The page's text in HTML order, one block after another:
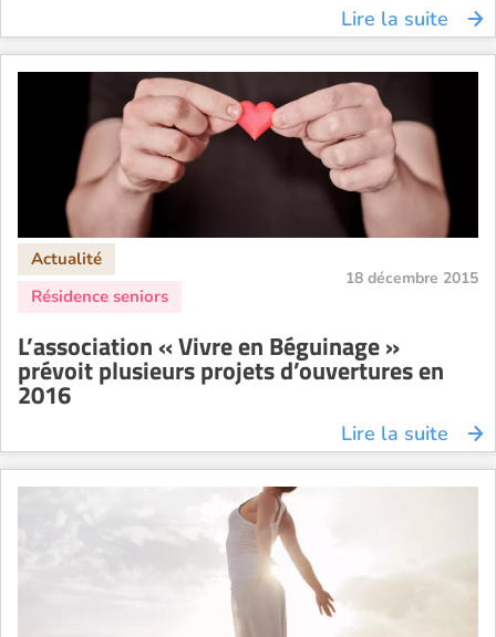
Lire la suite
18 décembre 2015
L’association « Vivre en Béguinage »
prévoit plusieurs projets d’ouvertures en
2016
Lire la suite